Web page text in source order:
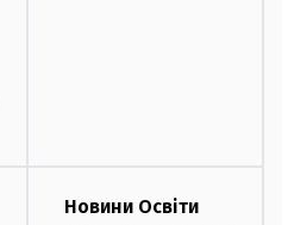
Новини Освіти